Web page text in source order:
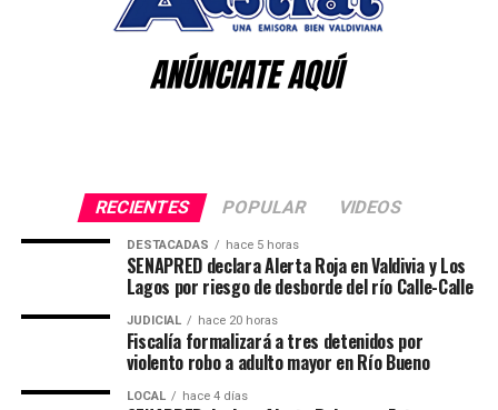
Parque Fotovoltaico Los Álamosconsidera la
construcción y operación de una planta solar con una
capacidad instalada de11,45 MW , que inyectará
al sistema eléctrico local bajo la modalidad de
36 inversoresydos centros de transformación
El proyecto incorporará además tecnología de
almacenamiento de energía mediante sistemas de
BESS, con una capacidad de18 MWh por
, lo que permitirá optimizar el uso de la
energía y asegurar un suministro más estable en
RECIENTES POPULAR VIDEOS
DESTACADAS hace 5 horas
SENAPRED declara Alerta Roja en Valdivia y Los
Lagos por riesgo de desborde del río Calle-Calle
JUDICIAL hace 20 horas
Fiscalía formalizará a tres detenidos por
violento robo a adulto mayor en Río Bueno
LOCAL hace 4 días